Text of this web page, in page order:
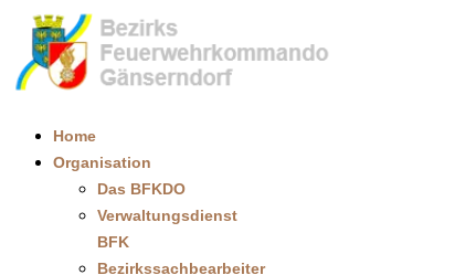
Home
Organisation
Das BFKDO
Verwaltungsdienst
BFK
Bezirkssachbearbeiter